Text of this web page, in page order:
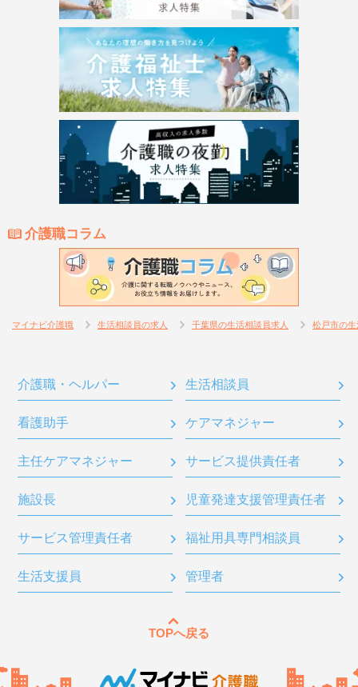
介護職コラム
マイナビ介護職 生活相談員の求人 千葉県の生活相談員求人 松戸市の
介護職・ヘルパー 生活相談員
看護助手 ケアマネジャー
主任ケアマネジャー サービス提供責任者
施設長 児童発達支援管理責任者
サービス管理責任者 福祉用具専門相談員
生活支援員 管理者
TOPへ戻る